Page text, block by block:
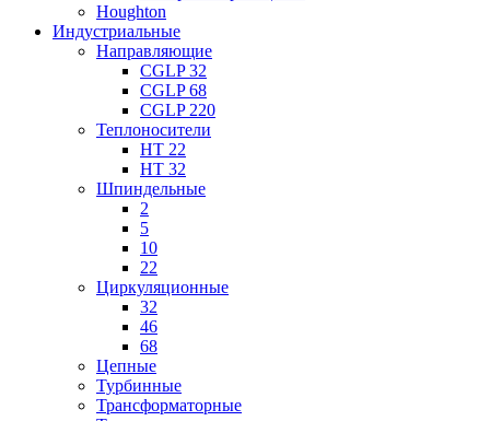
Houghton
Индустриальные
Направляющие
CGLP 32
CGLP 68
CGLP 220
Теплоносители
HT 22
HT 32
Шпиндельные
2
5
10
22
Циркуляционные
32
46
68
Цепные
Турбинные
Трансформаторные